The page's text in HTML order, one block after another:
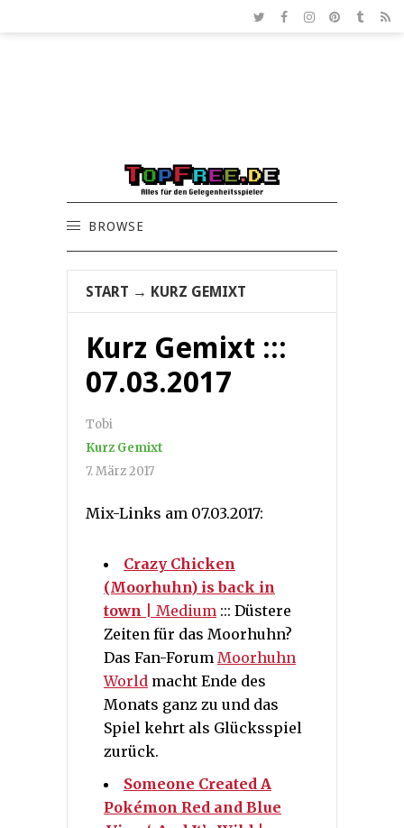
BROWSE
START → KURZ GEMIXT
Kurz Gemixt :::
07.03.2017
Tobi
Kurz Gemixt
7. März 2017
Mix-Links am 07.03.2017:
Crazy Chicken
(Moorhuhn) is back in
town | Medium ::: Düstere
Zeiten für das Moorhuhn?
Das Fan-Forum Moorhuhn
World macht Ende des
Monats ganz zu und das
Spiel kehrt als Glücksspiel
zurück.
Someone Created A
Pokémon Red and Blue